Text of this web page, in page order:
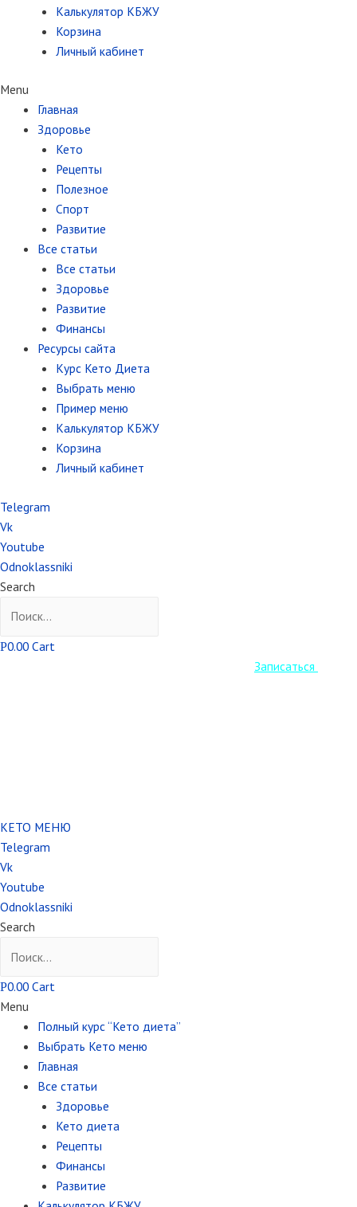
Калькулятор КБЖУ
Корзина
Личный кабинет
Menu
Главная
Здоровье
Кето
Рецепты
Полезное
Спорт
Развитие
Все статьи
Все статьи
Здоровье
Развитие
Финансы
Ресурсы сайта
Курс Кето Диета
Выбрать меню
Пример меню
Калькулятор КБЖУ
Корзина
Личный кабинет
Telegram
Vk
Youtube
Odnoklassniki
Search
Р0.00 Cart
Записаться
КЕТО МЕНЮ
Telegram
Vk
Youtube
Odnoklassniki
Search
Р0.00 Cart
Menu
Полный курс “Кето диета”
Выбрать Кето меню
Главная
Все статьи
Здоровье
Кето диета
Рецепты
Финансы
Развитие